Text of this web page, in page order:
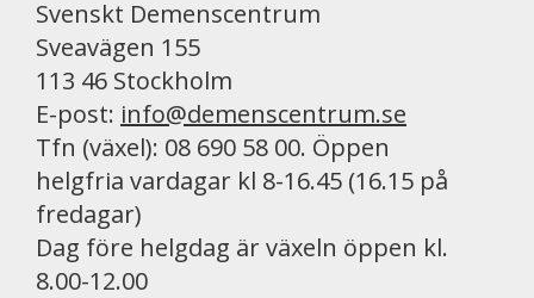
Svenskt Demenscentrum
Sveavägen 155
113 46 Stockholm
E-post: info@demenscentrum.se
Tfn (växel): 08 690 58 00. Öppen
helgfria vardagar kl 8-16.45 (16.15 på
fredagar)
Dag före helgdag är växeln öppen kl.
8.00-12.00